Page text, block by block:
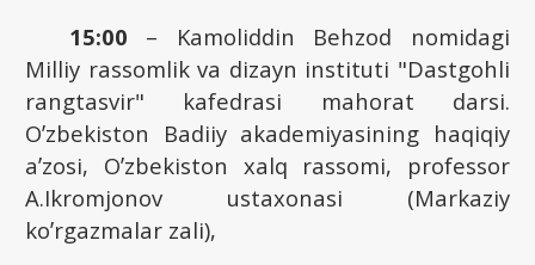
15:00 – Kamoliddin Behzod nomidagi
Milliy rassomlik va dizayn instituti "Dastgohli
rangtasvir" kafedrasi mahorat darsi.
Oʼzbekiston Badiiy akademiyasining haqiqiy
aʼzosi, Oʼzbekiston xalq rassomi, professor
А.Ikromjonov ustaxonasi (Markaziy
koʼrgazmalar zali),